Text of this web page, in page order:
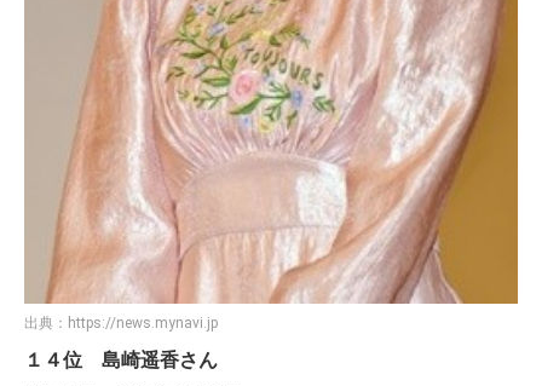
出典： https://news.mynavi.jp
１４位 島崎遥香さん